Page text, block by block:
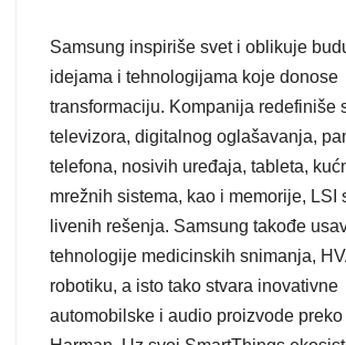
Samsung inspiriše svet i oblikuje
idejama i tehnologijama koje donose
transformaciju. Kompanija redefiniše
televizora, digitalnog oglašavanja,
telefona, nosivih uređaja, tableta,
mrežnih sistema, kao i memorije, LSI
livenih rešenja. Samsung takođe
tehnologije medicinskih snimanja,
robotiku, a isto tako stvara inovativne
automobilske i audio proizvode